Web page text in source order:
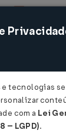
tecnologias
com a Lei
– LGPD).